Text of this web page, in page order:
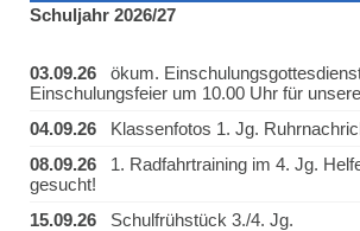
Schuljahr 2026/27
03.09.26 ökum.
Einschulungsfeier um 10.00 Uhr für
04.09.26 Klassenfotos 1. Jg.
08.09.26 1. Radfahrtraining im 4. Jg.
gesucht!
15.09.26 Schulfrühstück 3./4. Jg.